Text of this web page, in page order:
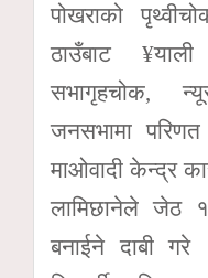
पोखराको
ठाउँबाट
सभागृहचोक,
जनसभामा
माओवादी केन्द्र
लामिछानेले जेठ
बनाईने दाबी गरे